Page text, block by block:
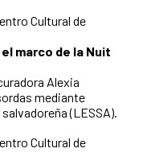
Cultural de
marco de la Nuit
Alexia
mediante
(LESSA).
Cultural de